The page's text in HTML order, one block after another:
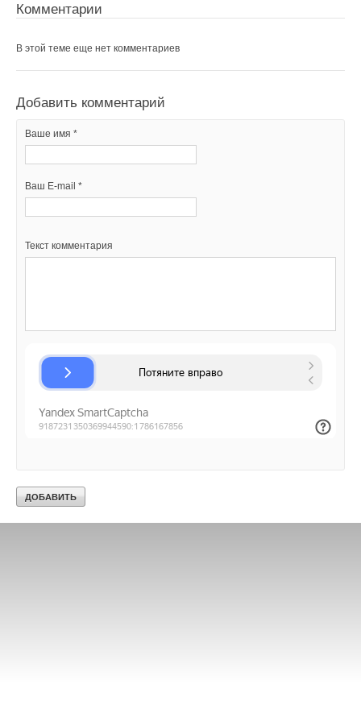
Комментарии
В этой теме еще нет комментариев
Добавить комментарий
Ваше имя *
Ваш E-mail *
Текст комментария